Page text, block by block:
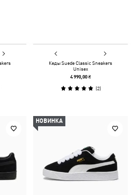
Кеды Suede Classic Sneakers
Unisex
4 990,00 ₴
(2)
НОВИНКА